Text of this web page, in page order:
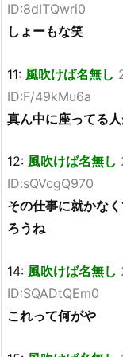
ID:8dITQwri0
しょーもな笑
11: 風吹けば名無し
ID:F/49kMu6a
真ん中に座ってる
12: 風吹けば名無し
ID:sQVcgQ970
その仕事に就かな
ろうね
14: 風吹けば名無し
ID:SQADtQEm0
これって何がや